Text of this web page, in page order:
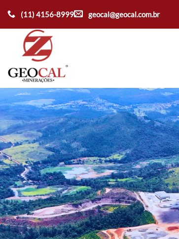
para
o
conteúdo
(11) 4156-8999 geocal@geocal.com.br